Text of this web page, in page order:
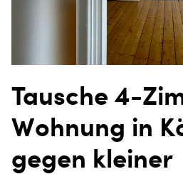
Tausche 4-
Wohnung in
gegen kleiner